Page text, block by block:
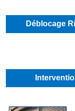
Déblocage